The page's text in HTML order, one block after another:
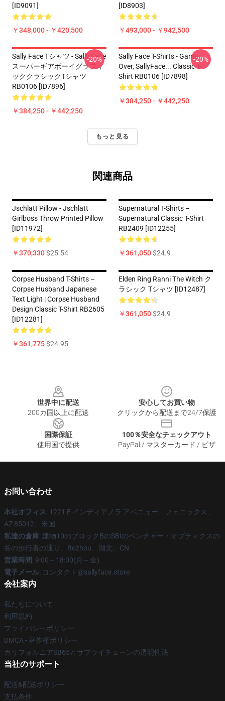
[ID9091]
￥348,000 - ￥420,500
[ID8903]
￥493,000 - ￥942,500
Sally Face Tシャツ - Sally Face
スーパーギアボーイグラフィ
ッククラシックTシャツ
RB0106 [ID7896]
￥384,250 - ￥442,250
-20%
Sally Face T-Shirts - Game
Over, SallyFace... Classic T-
Shirt RB0106 [ID7898]
￥384,250 - ￥442,250
-20%
もっと見る
関連商品
Jschlatt Pillow - Jschlatt
Girlboss Throw Printed Pillow
[ID11972]
￥370,330$25.54
Supernatural T-Shirts –
Supernatural Classic T-Shirt
RB2409 [ID12255]
￥361,050$24.9
Corpse Husband T-Shirts –
Corpse Husband Japanese
Text Light | Corpse Husband
Design Classic T-Shirt RB2605
[ID12281]
￥361,775$24.95
Elden Ring Ranni The Witch ク
ラシック Tシャツ [ID12487]
￥361,050$24.9
世界中に配送
200カ国以上に配送
安心してお買い物
クリックから配送まで24/7保護
国際保証
使用国で提供
100％安全なチェックアウト
PayPal / マスターカード / ビザ
お問い合わせ
本社オフィス: 1221 E インディアノラ アベニュー、フェニックス、
AZ 85012、米国
私達の倉庫: 建物10のブロックBのSBIのベンチャー・オプティクスの
谷の歩行者の通り、Bozhou、湖北、CN
営業時間: 9:00～18:00(月～金)
電子メール: コンタクト@sallyface.store
会社案内
私たちについて
利用規約
プライバシーポリシー
DMCA - 著作権ポリシー
カリフォルニアSB657: サプライチェーンの透明性法
当社のサポート
配送&配送ポリシー
支払条件